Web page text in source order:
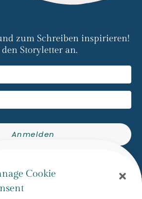
Cookie
zum Schreiben inspirieren!
Storyletter an.
Anmelden
Flow Storyletter per E-Mail. Du kannst
Klick abmelden.